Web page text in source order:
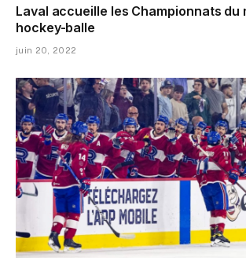
Laval accueille les Championnats du
hockey-balle
juin 20, 2022